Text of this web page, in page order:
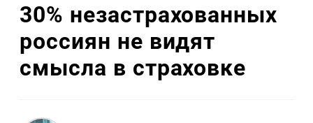
30% незастрахованных
россиян не видят
смысла в страховке